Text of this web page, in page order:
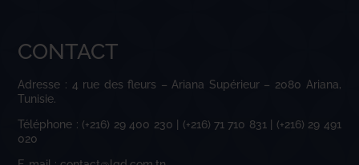
CONTACT
Adresse : 4 rue des fleurs – Ariana Supérieur – 2080 Ariana,
Tunisie.
Téléphone : (+216) 29 400 230 | (+216) 71 710 831 | (+216) 29 491
020